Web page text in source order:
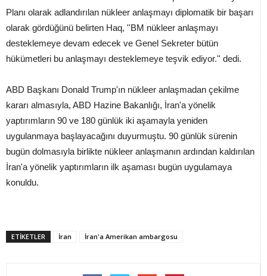
Planı olarak adlandırılan nükleer anlaşmayı diplomatik bir başarı
olarak gördüğünü belirten Haq, ''BM nükleer anlaşmayı
desteklemeye devam edecek ve Genel Sekreter bütün
hükümetleri bu anlaşmayı desteklemeye teşvik ediyor.'' dedi.
ABD Başkanı Donald Trump'ın nükleer anlaşmadan çekilme
kararı almasıyla, ABD Hazine Bakanlığı, İran'a yönelik
yaptırımların 90 ve 180 günlük iki aşamayla yeniden
uygulanmaya başlayacağını duyurmuştu. 90 günlük sürenin
bugün dolmasıyla birlikte nükleer anlaşmanın ardından kaldırılan
İran'a yönelik yaptırımların ilk aşaması bugün uygulamaya
konuldu.
ETİKETLER İran İran'a Amerikan ambargosu